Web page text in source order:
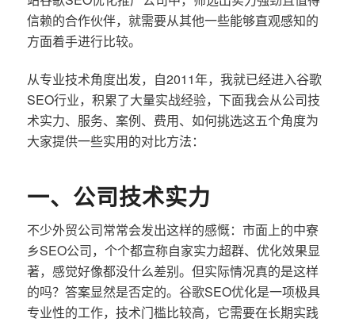
信赖的合作伙伴，就需要从其他一些能够直观感知的
方面着手进行比较。
从专业技术角度出发，自2011年，我就已经进入谷歌
SEO行业，积累了大量实战经验，下面我会从公司技
术实力、服务、案例、费用、如何挑选这五个角度为
大家提供一些实用的对比方法：
一、公司技术实力
不少外贸公司常常会发出这样的感慨：市面上的中寮
乡SEO公司，个个都宣称自家实力超群、优化效果显
著，感觉好像都没什么差别。但实际情况真的是这样
的吗？答案显然是否定的。谷歌SEO优化是一项极具
专业性的工作，技术门槛比较高，它需要在长期实践